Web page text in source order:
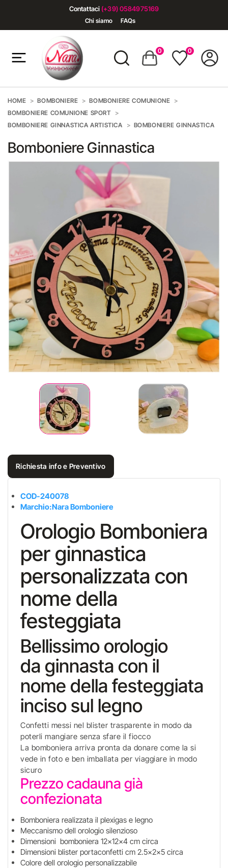
Contattaci (+39) 0584975169
Chi siamo FAQs
0 0
HOME BOMBONIERE
BOMBONIERE COMUNIONE
BOMBONIERE COMUNIONE SPORT
BOMBONIERE GINNASTICA ARTISTICA
BOMBONIERE GINNASTICA
Bomboniere Ginnastica
Richiesta info e Preventivo
COD-240078
Marchio:Nara Bomboniere
Orologio Bomboniera
per ginnastica
personalizzata con
nome della
festeggiata
Bellissimo orologio
da ginnasta con il
nome della festeggiata
inciso sul legno
Confetti messi nel blister trasparente in modo da
poterli mangiare senza sfare il fiocco
La bomboniera arriva pronta da donare come la si
vede in foto e ben imballata per viaggiare in modo
sicuro
Prezzo cadauna già
confezionata
Bomboniera realizzata il plexigas e legno
Meccanismo dell orologio silenzioso
Dimensioni bomboniera 12x12x4 cm circa
Dimensioni blister portaconfetti cm 2.5x2x5 circa
Colore dell orologio personalizzabile